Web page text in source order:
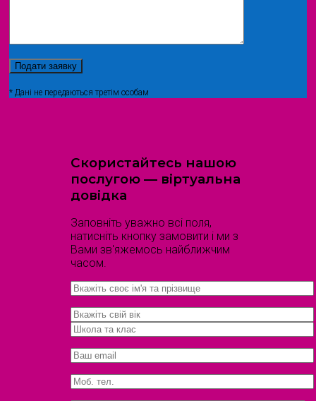
* Дані не передаються третім особам
Скористайтесь нашою
послугою — віртуальна
довідка
Заповніть уважно всі поля,
натисніть кнопку замовити і ми з
Вами зв'яжемось найближчим
часом.